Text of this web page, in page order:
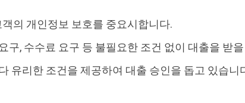
의 개인정보 보호를 중요시합니다.
구, 수수료 요구 등 불필요한 조건 없이 대출을 받
유리한 조건을 제공하여 대출 승인을 돕고 있습니